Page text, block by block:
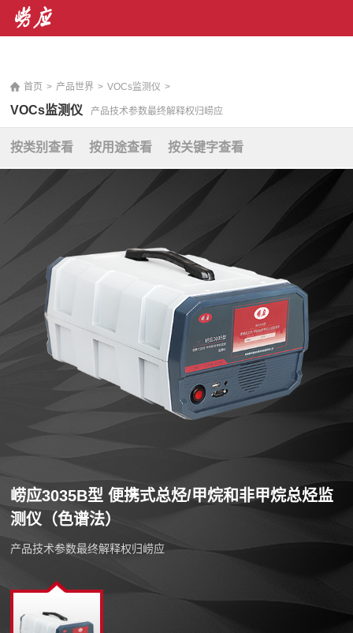
首页 > 产品世界 > VOCs监测仪 >
VOCs监测仪 产品技术参数最终解释权归崂应
按类别查看 按用途查看 按关键字查看
崂应3035B型 便携式总烃/甲烷和非甲烷总烃监
测仪（色谱法）
产品技术参数最终解释权归崂应